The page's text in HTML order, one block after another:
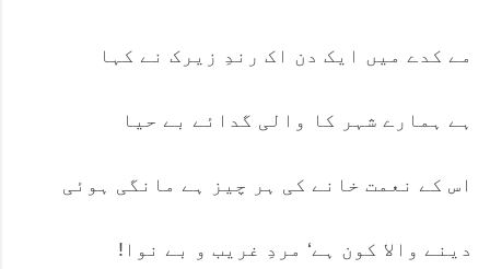
مے کدے میں ایک دن اک رندِ زیرک نے کہا
ہے ہمارے شہر کا والی گدائے بے حیا
اس کے نعمت خانے کی ہر چیز ہے مانگی ہوئی
دینے والا کون ہے‘ مردِ غریب و بے نوا!